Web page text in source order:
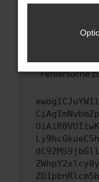
Wende
Wenn du
hast,
versuchen,
uns diesen
Fehlersuche